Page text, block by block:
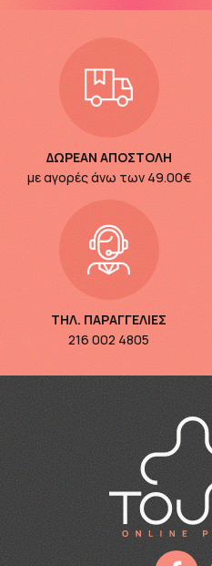
ΔΩΡΕΑΝ ΑΠΟΣΤΟΛΗ
με αγορές άνω των 49.00€
ΤΗΛ. ΠΑΡΑΓΓΕΛΙΕΣ
216 002 4805